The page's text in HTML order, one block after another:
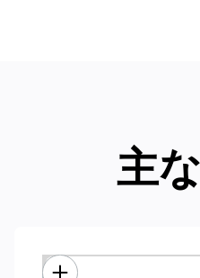
主
高効率